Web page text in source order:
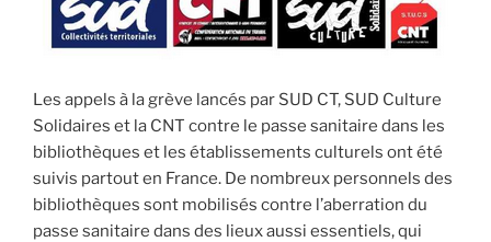
Les appels à la grève lancés par SUD CT, SUD Culture
Solidaires et la CNT contre le passe sanitaire dans les
bibliothèques et les établissements culturels ont été
suivis partout en France. De nombreux personnels des
bibliothèques sont mobilisés contre l’aberration du
passe sanitaire dans des lieux aussi essentiels, qui